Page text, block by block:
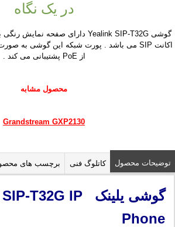
در یک نگاه
از PoE پشتیبانی می کند .
محصول مشابه
Grandstream GXP2130
توضیحات محصول کاتلوگ فنی برچسب های
گوشی یلینک T32G IP
Phone